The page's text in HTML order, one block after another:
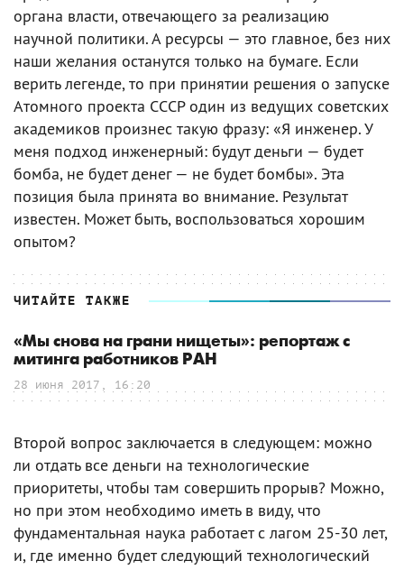
органа власти, отвечающего за реализацию
научной политики. А ресурсы — это главное, без них
наши желания останутся только на бумаге. Если
верить легенде, то при принятии решения о запуске
Атомного проекта СССР один из ведущих советских
академиков произнес такую фразу: «Я инженер. У
меня подход инженерный: будут деньги — будет
бомба, не будет денег — не будет бомбы». Эта
позиция была принята во внимание. Результат
известен. Может быть, воспользоваться хорошим
опытом?
ЧИТАЙТЕ ТАКЖЕ
«Мы снова на грани нищеты»: репортаж с
митинга работников РАН
28 июня 2017, 16:20
Второй вопрос заключается в следующем: можно
ли отдать все деньги на технологические
приоритеты, чтобы там совершить прорыв? Можно,
но при этом необходимо иметь в виду, что
фундаментальная наука работает с лагом 25-30 лет,
и, где именно будет следующий технологический